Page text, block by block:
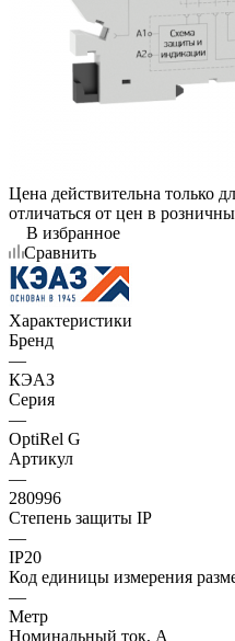
Цена действительна только
отличаться от цен в
В избранное
Сравнить
Характеристики
Бренд
—
КЭАЗ
Серия
—
OptiRel G
Артикул
—
280996
Степень защиты IP
—
IP20
Код единицы измерения
—
Метр
Номинальный ток, А